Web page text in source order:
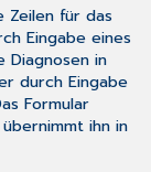
Zeilen für das
Eingabe eines
Diagnosen in
durch Eingabe
Formular
ihn in